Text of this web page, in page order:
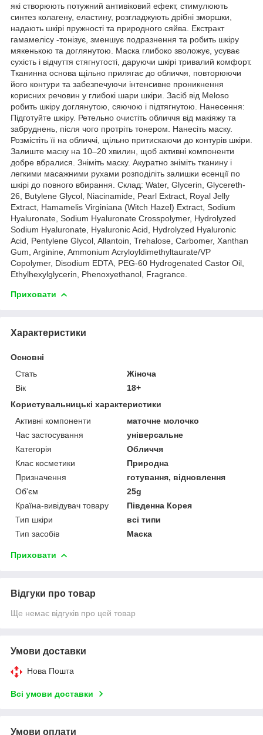
які створюють потужний антивіковий ефект, стимулюють
синтез колагену, еластину, розгладжують дрібні зморшки,
надають шкірі пружності та природного сяйва. Екстракт
гамамелісу -тонізує, зменшує подразнення та робить шкіру
мякенькою та доглянутою. Маска глибоко зволожує, усуває
сухість і відчуття стягнутості, даруючи шкірі тривалий комфорт.
Тканинна основа щільно прилягає до обличчя, повторюючи
його контури та забезпечуючи інтенсивне проникнення
корисних речовин у глибокі шари шкіри. Засіб від Meloso
робить шкіру доглянутою, сяючою і підтягнутою. Нанесення:
Підготуйте шкіру. Ретельно очистіть обличчя від макіяжу та
забруднень, після чого протріть тонером. Нанесіть маску.
Розмістіть її на обличчі, щільно притискаючи до контурів шкіри.
Залиште маску на 10–20 хвилин, щоб активні компоненти
добре вбралися. Зніміть маску. Акуратно зніміть тканину і
легкими масажними рухами розподіліть залишки есенції по
шкірі до повного вбирання. Склад: Water, Glycerin, Glycereth-
26, Butylene Glycol, Niacinamide, Pearl Extract, Royal Jelly
Extract, Hamamelis Virginiana (Witch Hazel) Extract, Sodium
Hyaluronate, Sodium Hyaluronate Crosspolymer, Hydrolyzed
Sodium Hyaluronate, Hyaluronic Acid, Hydrolyzed Hyaluronic
Acid, Pentylene Glycol, Allantoin, Trehalose, Carbomer, Xanthan
Gum, Arginine, Ammonium Acryloyldimethyltaurate/VP
Copolymer, Disodium EDTA, PEG-60 Hydrogenated Castor Oil,
Ethylhexylglycerin, Phenoxyethanol, Fragrance.
Приховати
Характеристики
Основні
Стать
Жіноча
Вік
18+
Користувальницькі характеристики
Активні компоненти
маточне молочко
Час застосування
універсальне
Категорія
Обличчя
Клас косметики
Природна
Призначення
готування, відновлення
Об'єм
25g
Країна-вивідувач товару
Південна Корея
Тип шкіри
всі типи
Тип засобів
Маска
Приховати
Відгуки про товар
Ще немає відгуків про цей товар
Умови доставки
Нова Пошта
Всі умови доставки
Умови оплати